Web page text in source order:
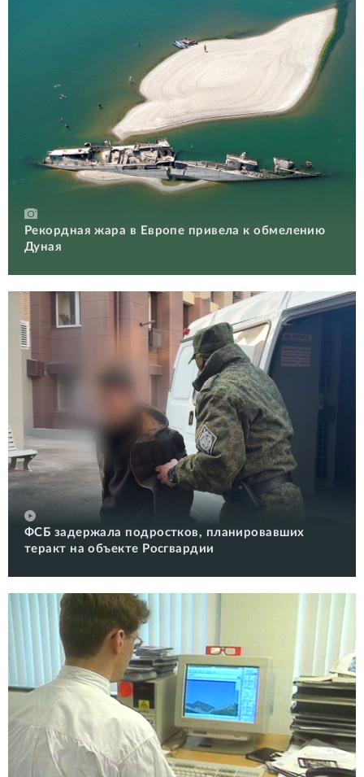
Рекордная жара в Европе привела к обмелению
Дуная
ФСБ задержала подростков, планировавших
теракт на объекте Росгвардии